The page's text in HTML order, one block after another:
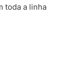
toda a linha